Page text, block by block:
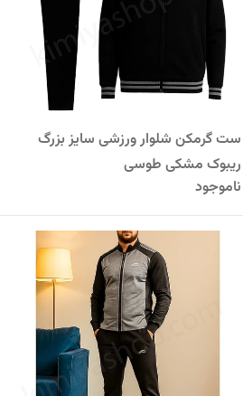
ست گرمکن شلوار ورزشی سایز بزرگ
ریبوک مشکی طوسی
ناموجود